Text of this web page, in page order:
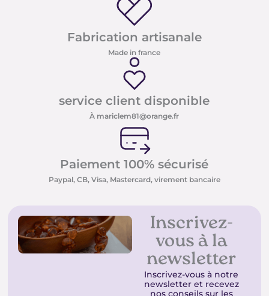
Fabrication artisanale
Made in france
service client disponible
À mariclem81@orange.fr
Paiement 100% sécurisé
Paypal, CB, Visa, Mastercard, virement bancaire
Inscrivez-
vous à la
newsletter
Inscrivez-vous à notre
newsletter et recevez
nos conseils sur les